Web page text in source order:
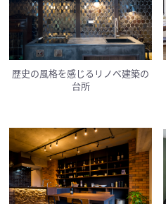
歴史の風格を感じるリノベ建築の
台所